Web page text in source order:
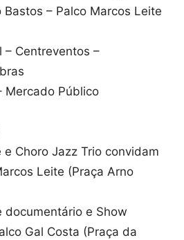
– Palco Marcos Leite
Centreventos –
Mercado Público
e Choro Jazz Trio convidam
Leite (Praça Arno
documentário e Show
Gal Costa (Praça da